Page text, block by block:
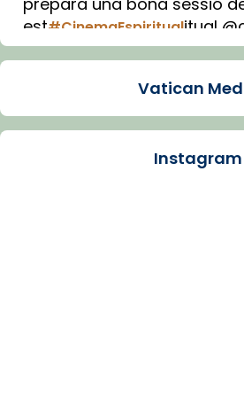
est#CinemaEspiritualitual
Imatge: Generada amb IA
Arquebisbat de
Vatican
Instagram